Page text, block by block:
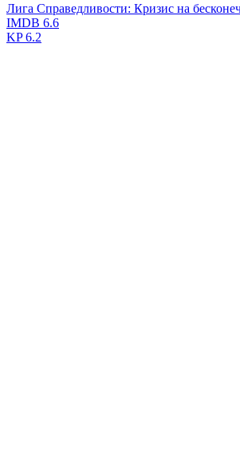
Лига Справедливости: Кризис на
IMDB 6.6
KP6.2